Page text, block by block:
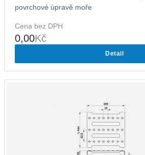
povrchové úpravě moře
Cena bez DPH
0,00Kč
Detail